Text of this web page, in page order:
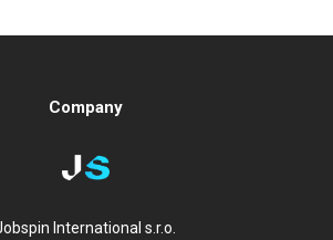
Company
International s.r.o.